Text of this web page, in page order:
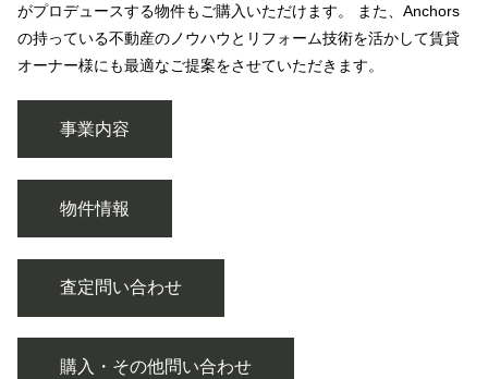
がプロデュースする物件もご購入いただけます。 また、Anchors
の持っている不動産のノウハウとリフォーム技術を活かして賃貸
オーナー様にも最適なご提案をさせていただきます。
事業内容
物件情報
査定問い合わせ
購入・その他問い合わせ